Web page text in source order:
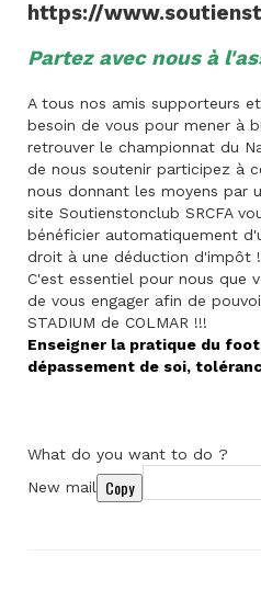
https://
Partez avec nous à
A tous nos amis supporteurs
besoin de vous pour mener à
retrouver le championnat du
de nous soutenir participez à
nous donnant les moyens par
site Soutienstonclub SRCFA
bénéficier automatiquement
droit à une déduction d'impôt
C'est essentiel pour nous que
de vous engager afin de
STADIUM de COLMAR !!!
Enseigner la pratique du
dépassement de soi,
What do you want to do ?
New mail
Copy